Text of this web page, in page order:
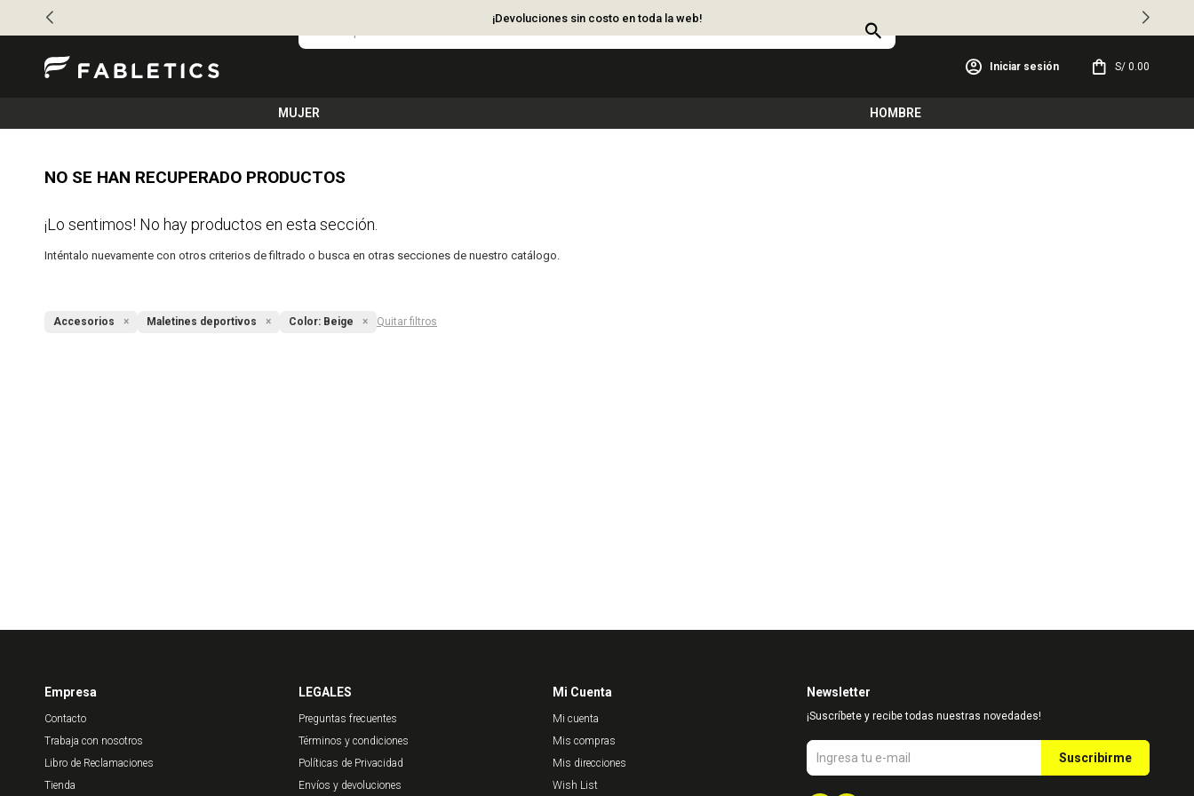
¡Devoluciones sin costo en toda la web!
MUJER HOMBRE
S/ 0.00
NO SE HAN RECUPERADO PRODUCTOS
¡Lo sentimos! No hay productos en esta sección.
Inténtalo nuevamente con otros criterios de filtrado o busca en otras secciones de nuestro catálogo.
Accesorios Maletines deportivos Color: Beige Quitar filtros
Empresa
Contacto
Trabaja con nosotros
Libro de Reclamaciones
Tienda
LEGALES
Preguntas frecuentes
Términos y condiciones
Políticas de Privacidad
Envíos y devoluciones
Mi Cuenta
Mi cuenta
Mis compras
Mis direcciones
Wish List
Newsletter
¡Suscríbete y recibe todas nuestras novedades!
Suscribirme